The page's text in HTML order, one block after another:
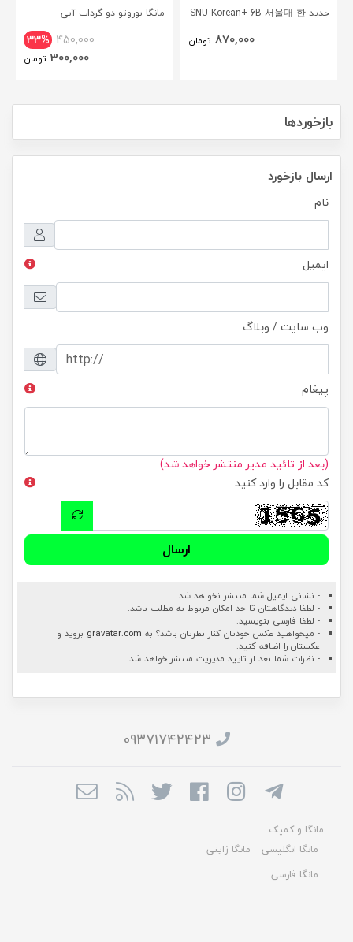
جدید SNU Korean+ 6B 서울대 한
870,000 تومان
مانگا بوروتو دو گرداب آبی
33% 450,000
300,000 تومان
بازخوردها
ارسال بازخورد
نام
ایمیل
وب سایت / وبلاگ
پیغام
(بعد از تائید مدیر منتشر خواهد شد)
کد مقابل را وارد کنید
ارسال
- نشانی ایمیل شما منتشر نخواهد شد.
- لطفا دیدگاهتان تا حد امکان مربوط به مطلب باشد.
- لطفا فارسی بنویسید.
- میخواهید عکس خودتان کنار نظرتان باشد؟ به gravatar.com بروید و
عکستان را اضافه کنید.
- نظرات شما بعد از تایید مدیریت منتشر خواهد شد
09371742423
مانگا و کمیک
مانگا انگلیسی
مانگا ژاپنی
مانگا فارسی